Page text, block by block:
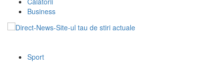
Business
Sport